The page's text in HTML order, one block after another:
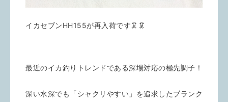
イカセブンHH155が再入荷です🦑🦑
最近のイカ釣りトレンドである深場対応の極先調子！
深い水深でも「シャクリやすい」を追求したブランク